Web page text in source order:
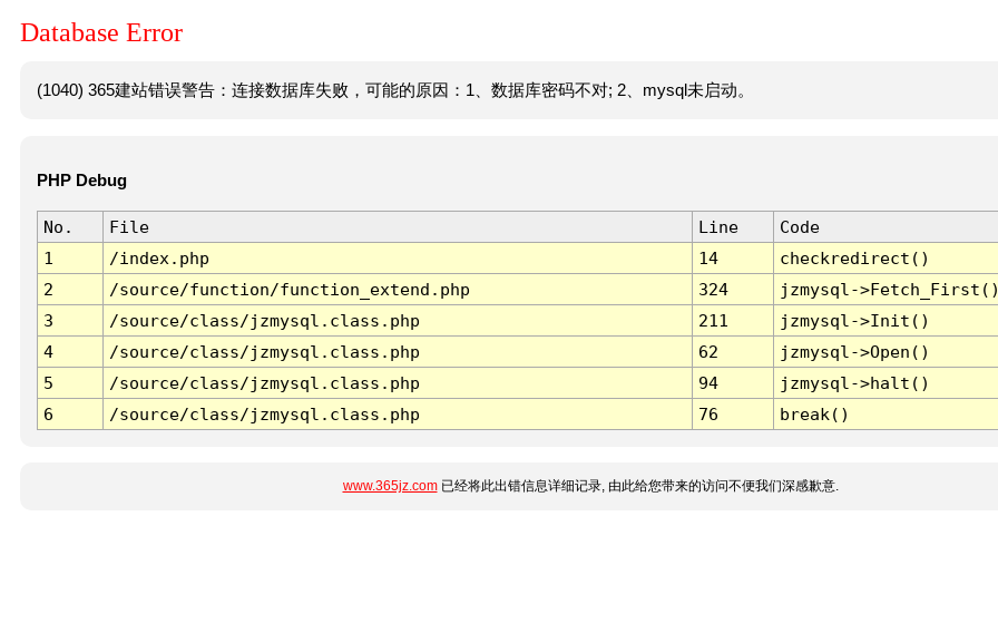
Database Error
(1040) 365建站错误警告：连接数据库失败，可能的原因：1、数据库密码不对; 2、mysql未启动。
PHP Debug
No. File Line
Code
1
/index.php 14
checkredirect()
2
/source/function/function_extend.php 324
jzmysql-
3
/source/class/jzmysql.class.php 211
jzmysql->Init()
4
/source/class/jzmysql.class.php 62
jzmysql->Open()
5
/source/class/jzmysql.class.php 94
jzmysql->halt()
6
/source/class/jzmysql.class.php 76 break()
www.365jz.com已经将此出错信息详细记录, 由此给您带来的访问不便我们深感歉意.